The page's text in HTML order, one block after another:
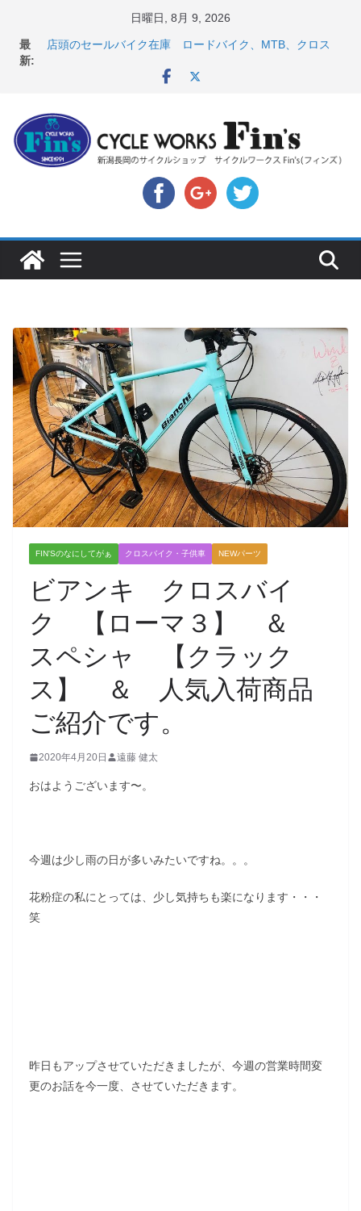
日曜日, 8月 9, 2026
最
新:
【 重要 】お支払いについて ＆ クロスバイクのカスタ
店頭のセールバイク在庫 ロードバイク、MTB、クロス
トス カスタム！と、２０２７年モデル スコット入荷。
8月1・2日 YOELEO試乗会とオフ会開催！！ ＆
LAZER 最高峰ヘルメットが３０〜４０％OFF セール
店頭のセールバイク在庫 ロードバイク、MTB、クロス
バイクなど（２０２６・７・１７ 現在）
FIN'Sのなにしてがぁ クロスバイク・子供車 NEWパーツ
ビアンキ クロスバイ
ク 【ローマ３】 ＆
スペシャ 【クラック
ス】 ＆ 人気入荷商品
ご紹介です。
2020年4月20日 遠藤 健太
おはようございます〜。
今週は少し雨の日が多いみたいですね。。。
花粉症の私にとっては、少し気持ちも楽になります・・・
笑
昨日もアップさせていただきましたが、今週の営業時間変
更のお話を今一度、させていただきます。